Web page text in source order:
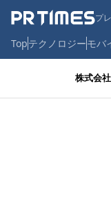
プ
Topテクノロジーモバ
株式会